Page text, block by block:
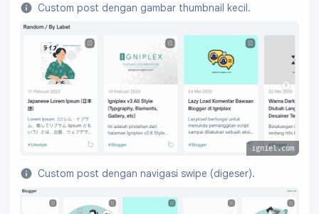
Custom post dengan gambar thumbnail kecil.
Custom post dengan navigasi swipe (digeser).
igniel.com